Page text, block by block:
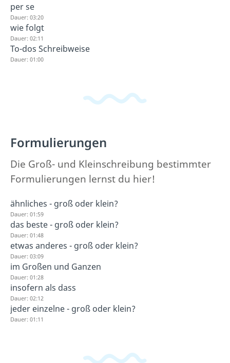
per se
Dauer: 03:20
wie folgt
Dauer: 02:11
To-dos Schreibweise
Dauer: 01:00
Formulierungen
Die Groß- und Kleinschreibung bestimmter
Formulierungen lernst du hier!
ähnliches - groß oder klein?
Dauer: 01:59
das beste - groß oder klein?
Dauer: 01:48
etwas anderes - groß oder klein?
Dauer: 03:09
im Großen und Ganzen
Dauer: 01:28
insofern als dass
Dauer: 02:12
jeder einzelne - groß oder klein?
Dauer: 01:11